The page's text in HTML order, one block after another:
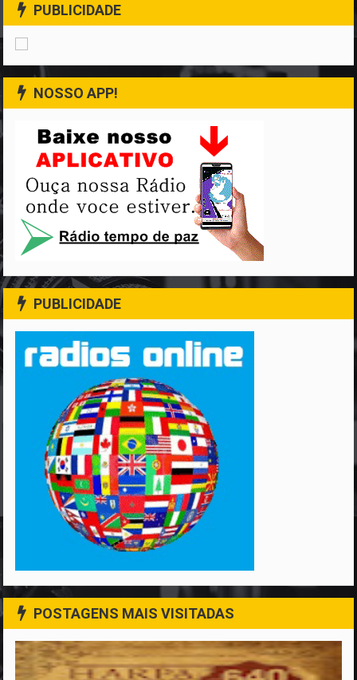
PUBLICIDADE
NOSSO APP!
PUBLICIDADE
POSTAGENS MAIS VISITADAS